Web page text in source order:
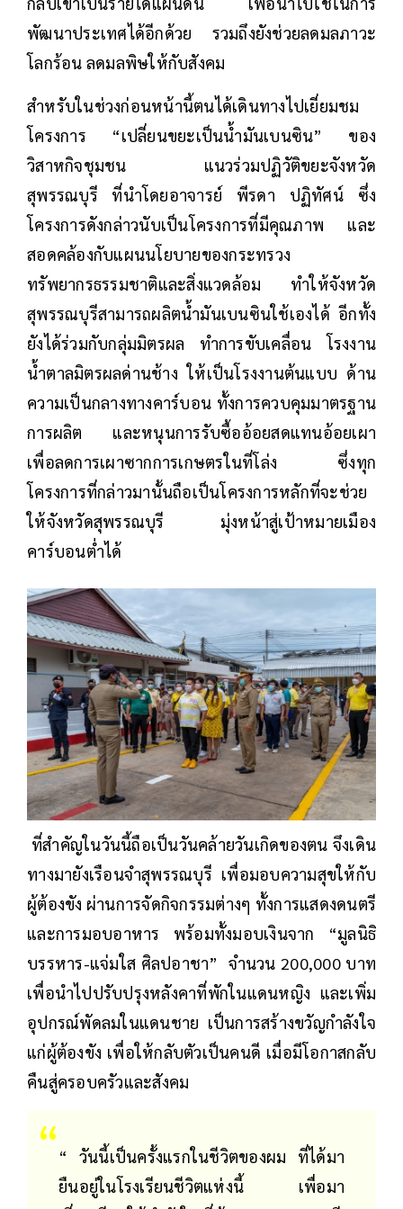
พัฒนาประเทศได้อีกด้วย รวมถึงยังช่วยลดมลภาวะ
โลกร้อน ลดมลพิษให้กับสังคม
สำหรับในช่วงก่อนหน้านี้ตนได้เดินทางไปเยี่ยมชม
โครงการ “เปลี่ยนขยะเป็นน้ำมันเบนซิน” ของ
วิสาหกิจชุมชน แนวร่วมปฏิวัติขยะจังหวัด
สุพรรณบุรี ที่นำโดยอาจารย์ พีรดา ปฏิทัศน์ ซึ่ง
โครงการดังกล่าวนับเป็นโครงการที่มีคุณภาพ และ
สอดคล้องกับแผนนโยบายของกระทรวง
ทรัพยากรธรรมชาติและสิ่งแวดล้อม ทำให้จังหวัด
สุพรรณบุรีสามารถผลิตน้ำมันเบนซินใช้เองได้ อีกทั้ง
ยังได้ร่วมกับกลุ่มมิตรผล ทำการขับเคลื่อน โรงงาน
น้ำตาลมิตรผลด่านช้าง ให้เป็นโรงงานต้นแบบ ด้าน
ความเป็นกลางทางคาร์บอน ทั้งการควบคุมมาตรฐาน
การผลิต และหนุนการรับซื้ออ้อยสดแทนอ้อยเผา
เพื่อลดการเผาซากการเกษตรในที่โล่ง ซึ่งทุก
โครงการที่กล่าวมานั้นถือเป็นโครงการหลักที่จะช่วย
ให้จังหวัดสุพรรณบุรี มุ่งหน้าสู่เป้าหมายเมือง
คาร์บอนต่ำได้
ที่สำคัญในวันนี้ถือเป็นวันคล้ายวันเกิดของตน จึงเดิน
ทางมายังเรือนจำสุพรรณบุรี เพื่อมอบความสุขให้กับ
ผู้ต้องขัง ผ่านการจัดกิจกรรมต่างๆ ทั้งการแสดงดนตรี
และการมอบอาหาร พร้อมทั้งมอบเงินจาก “มูลนิธิ
บรรหาร-แจ่มใส ศิลปอาชา” จำนวน 200,000 บาท
เพื่อนำไปปรับปรุงหลังคาที่พักในแดนหญิง และเพิ่ม
อุปกรณ์พัดลมในแดนชาย เป็นการสร้างขวัญกำลังใจ
แก่ผู้ต้องขัง เพื่อให้กลับตัวเป็นคนดี เมื่อมีโอกาสกลับ
คืนสู่ครอบครัวและสังคม
“ วันนี้เป็นครั้งแรกในชีวิตของผม ที่ได้มา
ยืนอยู่ในโรงเรียนชีวิตแห่งนี้ เพื่อมา